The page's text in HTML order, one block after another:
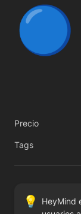
🔵
Precio
Tags
💡
HeyMind